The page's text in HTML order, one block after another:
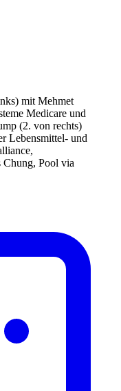
mit Mehmet
Medicare und
(2. von rechts)
Lebensmittel- und
Chung, Pool via